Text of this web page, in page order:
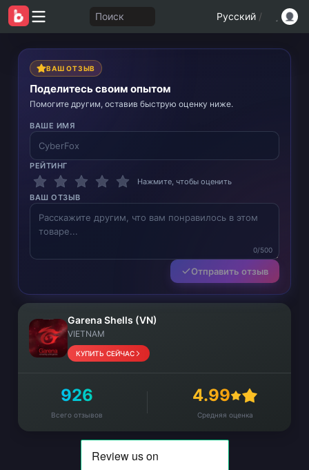
Поиск Русский /
ВАШ ОТЗЫВ
Поделитесь своим опытом
Помогите другим, оставив быструю оценку ниже.
ВАШЕ ИМЯ
РЕЙТИНГ
Нажмите, чтобы оценить
ВАШ ОТЗЫВ
0/500
Отправить отзыв
Garena Shells (VN)
VIETNAM
КУПИТЬ СЕЙЧАС
926
Всего отзывов
4.99
Средняя оценка